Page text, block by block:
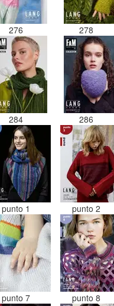
276 278
284 286
punto 1 punto 2
punto 7 punto 8